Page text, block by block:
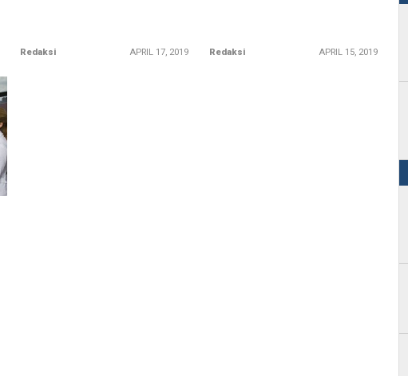
Redaksi APRIL 17, 2019 Redaksi APRIL 15, 2019